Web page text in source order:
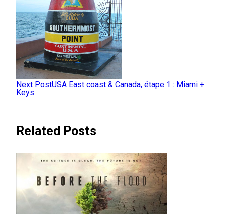
Next PostUSA East coast & Canada, étape 1 : Miami +
Keys
Related Posts